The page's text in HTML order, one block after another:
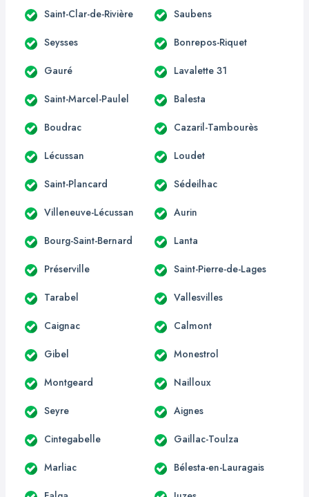
Saint-Clar-de-Rivière Saubens
Seysses Bonrepos-Riquet
Gauré Lavalette 31
Saint-Marcel-Paulel Balesta
Boudrac Cazaril-Tambourès
Lécussan Loudet
Saint-Plancard Sédeilhac
Villeneuve-Lécussan Aurin
Bourg-Saint-Bernard Lanta
Préserville Saint-Pierre-de-Lages
Tarabel Vallesvilles
Caignac Calmont
Gibel Monestrol
Montgeard Nailloux
Seyre Aignes
Cintegabelle Gaillac-Toulza
Marliac Bélesta-en-Lauragais